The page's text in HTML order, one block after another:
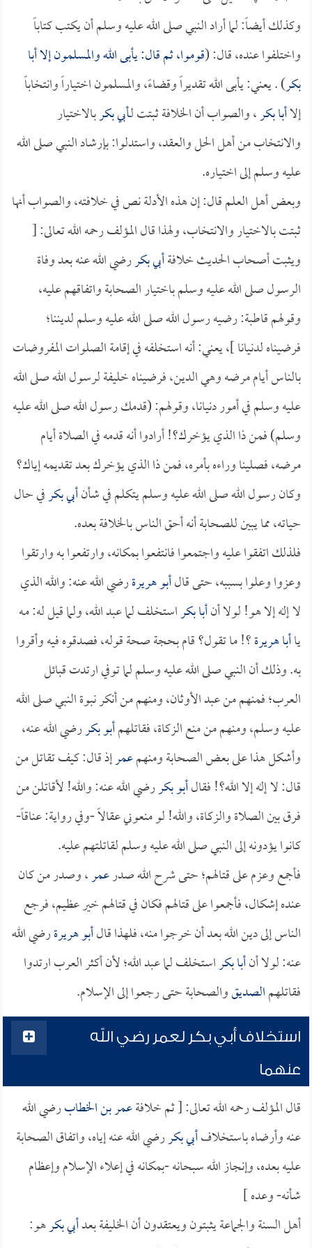
وكذلك أيضاً: لما أراد النبي صلى الله عليه وسلم أن يكتب كتاباً
واختلفوا عنده، قال: (قوموا، ثم قال: يأبى الله والمسلمون إلاأبا
بكر) . يعني: يأبى الله تقديراً وقضاءً، والمسلمون اختياراً وانتخاباً
إلاأبا بكر، والصواب أن الخلافة ثبتت لـأبي بكربالاختيار
والانتخاب من أهل الحل والعقد، واستدلوا: بإرشاد النبي صلى الله
عليه وسلم إلى اختياره.
وبعض أهل العلم قال: إن هذه الأدلة نص في خلافته، والصواب أنها
ثبتت بالاختيار والانتخاب، ولهذا قال المؤلف رحمه الله تعالى: [
ويثبت أصحاب الحديث خلافةأبي بكررضي الله عنه بعد وفاة
الرسول صلى الله عليه وسلم باختيار الصحابة واتفاقهم عليه،
وقولهم قاطبة: رضيه رسول الله صلى الله عليه وسلم لديننا؛
فرضيناه لدنيانا ]، يعني: أنه استخلفه في إقامة الصلوات المفروضات
بالناس أيام مرضه وهي الدين، فرضيناه خليفة لرسول الله صلى الله
عليه وسلم في أمور دنيانا، وقولهم: (قدمك رسول الله صلى الله عليه
وسلم) فمن ذا الذي يؤخرك؟! أرادوا أنه قدمه في الصلاة أيام
مرضه، فصلينا وراءه بأمره، فمن ذا الذي يؤخرك بعد تقديمه إياك؟
وكان رسول الله صلى الله عليه وسلم يتكلم في شأنأبي بكرفي حال
حياته، مما يبين للصحابة أنه أحق الناس بالخلافة بعده.
فلذلك اتفقوا عليه واجتمعوا فانتفعوا بمكانه، وارتفعوا به وارتقوا
وعزوا وعلوا بسببه، حتى قالأبو هريرةرضي الله عنه: والله الذي
لا إله إلا هو! لولا أنأبا بكراستخلف لما عبد الله، ولما قيل له: مـه
ياأبا هريرة؟! ما تقول؟ قام بحجة صحة قوله، فصدقوه فيه وأقروا
به. وذلك أن النبي صلى الله عليه وسلم لما توفي ارتدت قبائل
العرب؛ فمنهم من عبد الأوثان، ومنهم من أنكر نبوة النبي صلى الله
عليه وسلم، ومنهم من منع الزكاة، فقاتلهمأبو بكررضي الله عنه،
وأشكل هذا على بعض الصحابة ومنهمعمرإذ قال: كيف تقاتل من
قال: لا إله إلا الله؟! فقالأبو بكررضي الله عنه: والله! لأقاتلن من
فرق بين الصلاة والزكاة، والله! لو منعوني عقالاً -وفي رواية: عناقاً-
كانوا يؤدونه إلى النبي صلى الله عليه وسلم لقاتلتهم عليه.
فأجمع وعزم على قتالهم؛ حتى شرح الله صدرعمر، وصدر من كان
عنده إشكال، فأجمعوا على قتالهم فكان في قتالهم خير عظيم، فرجع
الناس إلى دين الله بعد أن خرجوا منه، فلهذا قالأبو هريرةرضي الله
عنه: لولا أنأبا بكراستخلف لما عبد الله؛ لأن أكثر العرب ارتدوا
فقاتلهمالصديقوالصحابة حتى رجعوا إلى الإسلام.
استخلاف أبي بكر لعمر رضي الله
عنهما
قال المؤلف رحمه الله تعالى: [ ثم خلافةعمر بن الخطابرضي الله
عنه وأرضاه باستخلافأبي بكررضي الله عنه إياه، واتفاق الصحابة
عليه بعده، وإنجاز الله سبحانه -بمكانه في إعلاء الإسلام وإعظام
شأنه- وعده ]
أهل السنة والجماعة يثبتون ويعتقدون أن الخليفة بعدأبي بكرهو: